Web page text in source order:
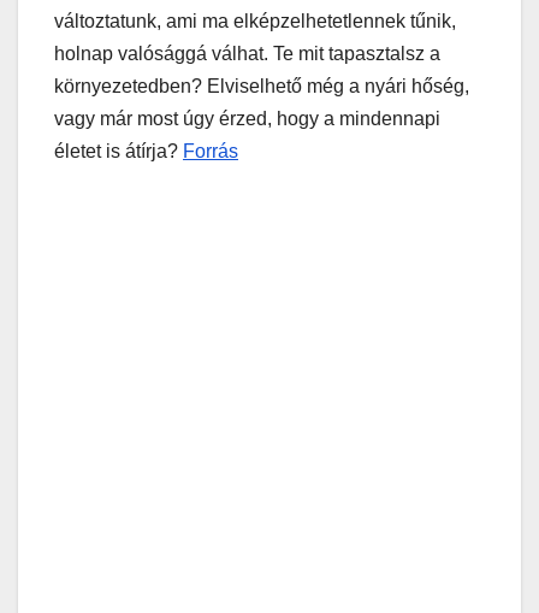
változtatunk, ami ma elképzelhetetlennek tűnik,
holnap valósággá válhat. Te mit tapasztalsz a
környezetedben? Elviselhető még a nyári hőség,
vagy már most úgy érzed, hogy a mindennapi
életet is átírja? Forrás